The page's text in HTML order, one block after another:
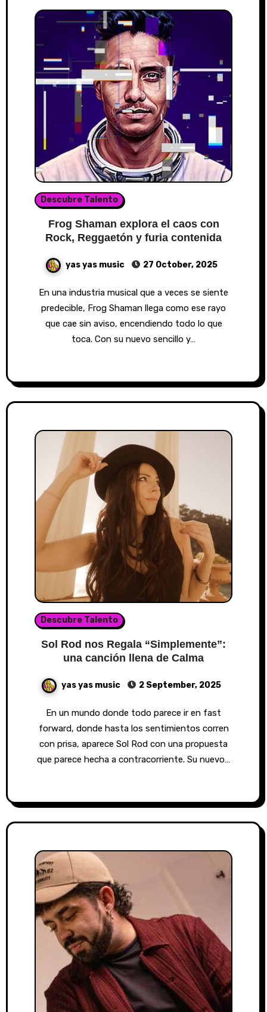
Descubre Talento
Frog Shaman explora el caos con
Rock, Reggaetón y furia contenida
yas yas music 27 October, 2025
En una industria musical que a veces se siente
predecible, Frog Shaman llega como ese rayo
que cae sin aviso, encendiendo todo lo que
toca. Con su nuevo sencillo y…
Descubre Talento
Sol Rod nos Regala “Simplemente”:
una canción llena de Calma
yas yas music 2 September, 2025
En un mundo donde todo parece ir en fast
forward, donde hasta los sentimientos corren
con prisa, aparece Sol Rod con una propuesta
que parece hecha a contracorriente. Su nuevo…